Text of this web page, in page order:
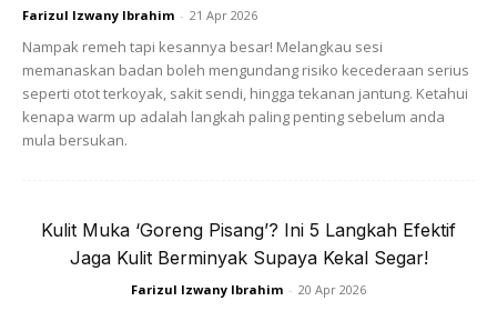
didorong ke jalan yang betul. Semoga Allah sentiasa
memellihara aurat kita terutamanya apabila Dia telah
memberikan kenikmatan tubuh badan yang sihat dan
cantik.
Farizul Izwany Ibrahim - 21 Apr 2026
Nampak remeh tapi kesannya besar! Melangkau sesi
memanaskan badan boleh mengundang risiko kecederaan serius
seperti otot terkoyak, sakit sendi, hingga tekanan jantung. Ketahui
kenapa warm up adalah langkah paling penting sebelum anda
mula bersukan.
Kulit Muka ‘Goreng Pisang’? Ini 5 Langkah Efektif
Jaga Kulit Berminyak Supaya Kekal Segar!
Farizul Izwany Ibrahim - 20 Apr 2026